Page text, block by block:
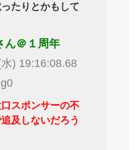
たりとかもして
ん＠１周年
) 19:16:08.68
スポンサーの不
及しないだろう